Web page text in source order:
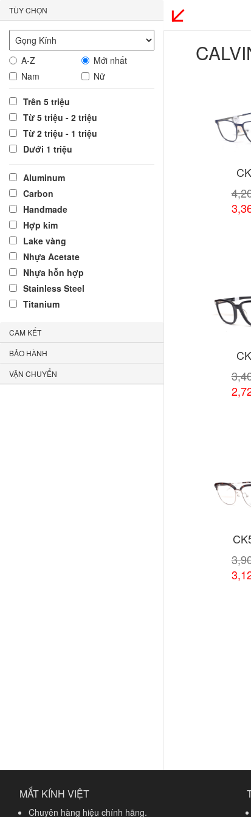
TÙY CHỌN
A-Z
Mới nhất
Nam
Nữ
Trên 5 triệu
Từ 5 triệu - 2 triệu
Từ 2 triệu - 1 triệu
Dưới 1 triệu
Aluminum
Carbon
Handmade
Hợp kim
Lake vàng
Nhựa Acetate
Nhựa hỗn hợp
Stainless Steel
Titanium
CAM KẾT
BẢO HÀNH
VẬN CHUYỂN
MẮT KÍNH VIỆT
Chuyên hàng hiệu chính hãng.